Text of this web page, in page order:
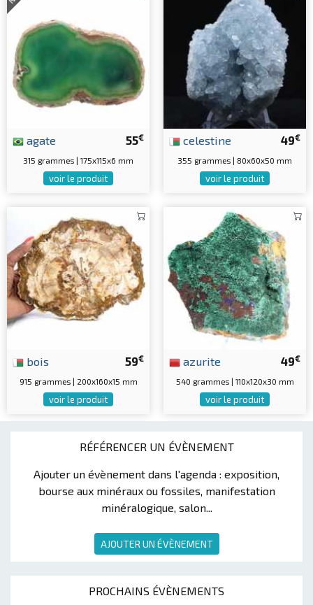
RÉFÉRENCER UN ÉVÈNEMENT
Ajouter un évènement dans l'agenda : exposition,
bourse aux minéraux ou fossiles, manifestation
minéralogique, salon...
AJOUTER UN ÉVÈNEMENT
PROCHAINS ÉVÈNEMENTS
55€
agate
315 grammes | 175x115x6 mm
voir le produit
49€
celestine
355 grammes | 80x60x50 mm
voir le produit
59€
bois
915 grammes | 200x160x15 mm
voir le produit
49€
azurite
540 grammes | 110x120x30 mm
voir le produit